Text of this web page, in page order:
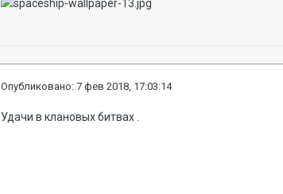
Опубликовано:7 фев 2018, 17:03:14
Удачи в клановых битвах .